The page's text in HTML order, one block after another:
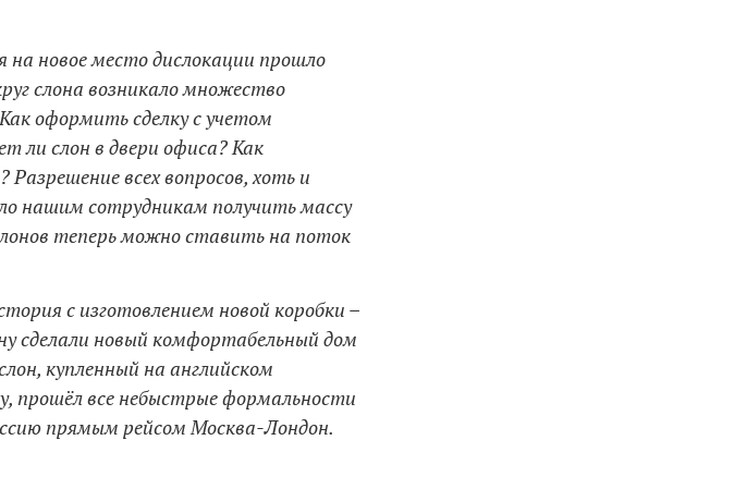
на новое место дислокации прошло
слона возникало множество
оформить сделку с учетом
ли слон в двери офиса? Как
всех вопросов, хоть и
нашим сотрудникам получить массу
теперь можно ставить на поток
с изготовлением новой коробки –
сделали новый комфортабельный дом
купленный на английском
прошёл все небыстрые формальности
прямым рейсом Москва-Лондон.